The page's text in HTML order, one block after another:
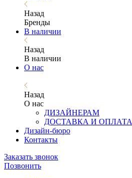
Назад
Бренды
В наличии
Назад
В наличии
О нас
Назад
О нас
ДИЗАЙНЕРАМ
ДОСТАВКА И ОПЛАТА
Дизайн-бюро
Контакты
Заказать звонок
Позвонить